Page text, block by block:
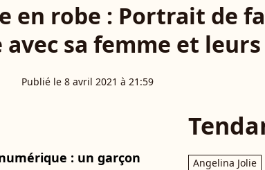
en robe : Portrait de
sa femme et
Publié le 8 avril 2021 à 21:59
: un garçon
Angelina Jolie